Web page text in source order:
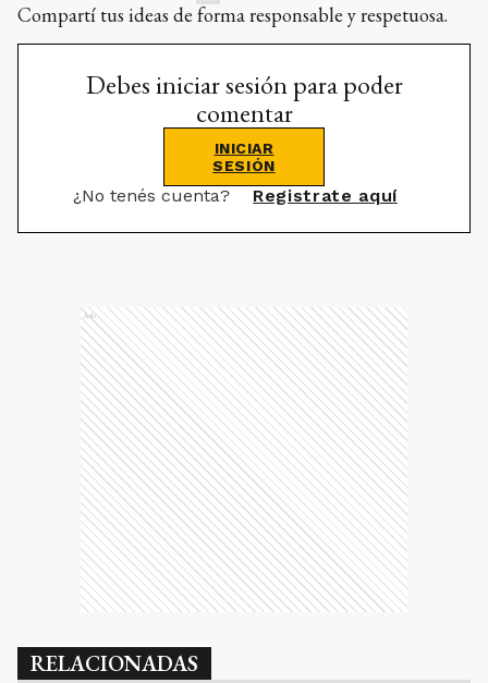
Compartí tus ideas de forma responsable y respetuosa.
Debes iniciar sesión para poder
comentar
INICIAR
SESIÓN
¿No tenés cuenta? Registrate aquí
Ads
RELACIONADAS